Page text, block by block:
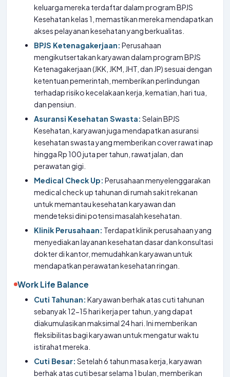
keluarga mereka terdaftar dalam program BPJS
Kesehatan kelas 1, memastikan mereka mendapatkan
akses pelayanan kesehatan yang berkualitas.
BPJS Ketenagakerjaan: Perusahaan
mengikutsertakan karyawan dalam program BPJS
Ketenagakerjaan (JKK, JKM, JHT, dan JP) sesuai dengan
ketentuan pemerintah, memberikan perlindungan
terhadap risiko kecelakaan kerja, kematian, hari tua,
dan pensiun.
Asuransi Kesehatan Swasta: Selain BPJS
Kesehatan, karyawan juga mendapatkan asuransi
kesehatan swasta yang memberikan cover rawat inap
hingga Rp 100 juta per tahun, rawat jalan, dan
perawatan gigi.
Medical Check Up: Perusahaan menyelenggarakan
medical check up tahunan di rumah sakit rekanan
untuk memantau kesehatan karyawan dan
mendeteksi dini potensi masalah kesehatan.
Klinik Perusahaan: Terdapat klinik perusahaan yang
menyediakan layanan kesehatan dasar dan konsultasi
dokter di kantor, memudahkan karyawan untuk
mendapatkan perawatan kesehatan ringan.
Work Life Balance
Cuti Tahunan: Karyawan berhak atas cuti tahunan
sebanyak 12-15 hari kerja per tahun, yang dapat
diakumulasikan maksimal 24 hari. Ini memberikan
fleksibilitas bagi karyawan untuk mengatur waktu
istirahat mereka.
Cuti Besar: Setelah 6 tahun masa kerja, karyawan
berhak atas cuti besar selama 1 bulan, memberikan